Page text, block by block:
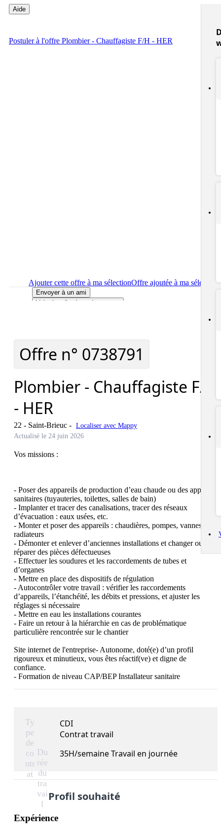
Aide
Postulerà l'offre Plombier - Chauffagiste F/H - HER
Ajouter cette offre à ma sélectionOffre ajoutée à ma sélection
Envoyer à un ami
Voir plus d'options de partage
le lieu de travail de l'offre Plombier - Chauffagiste F/
Offre n° 0738791
Plombier - Chauffagiste F/H
- HER
22 - Saint-Brieuc - Localiser avec Mappy
Actualisé le 24 juin 2026
Vos missions :
- Poser des appareils de production d’eau chaude ou des appareils
sanitaires (tuyauteries, toilettes, salles de bain)
- Implanter et tracer des canalisations, tracer des réseaux
d’évacuation : eaux usées, etc.
- Monter et poser des appareils : chaudières, pompes, vannes,
radiateurs
- Démonter et enlever d’anciennes installations et changer ou
réparer des pièces défectueuses
- Effectuer les soudures et les raccordements de tubes et
d’organes
- Mettre en place des dispositifs de régulation
- Autocontrôler votre travail : vérifier les raccordements
d’appareils, l’étanchéité, les débits et pressions, et ajuster les
réglages si nécessaire
- Mettre en eau les installations courantes
- Faire un retour à la hiérarchie en cas de problématique
particulière rencontrée sur le chantier
Site internet de l'entreprise- Autonome, doté(e) d’un profil
rigoureux et minutieux, vous êtes réactif(ve) et digne de
confiance.
- Formation de niveau CAP/BEP Installateur sanitaire
Ty
pe
de
co
ntr
at
CDI
Contrat travail
Du
rée
du
tra
vai
l
35H/semaine Travail en journée
Profil souhaité
Expérience